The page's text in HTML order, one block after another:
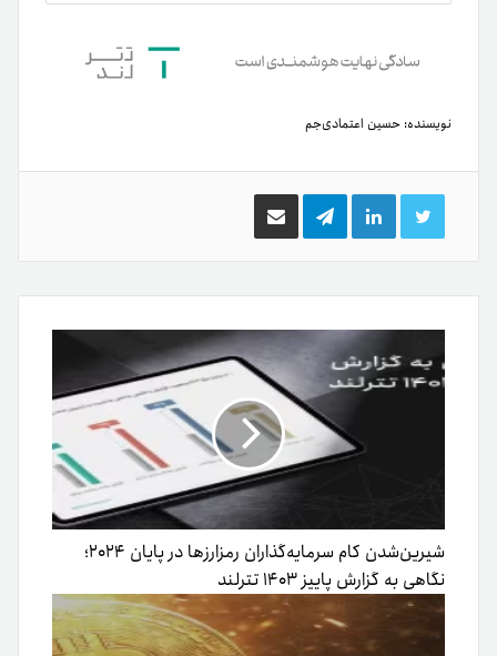
نویسنده: حسین اعتمادی‌جم
توییتر لینکدینتلگرام اشتراک
گذاری
ایمیل
شیرین‌شدن کام سرمایه‌گذاران رمزارزها در پایان ۲۰۲۴؛
نگاهی به گزارش پاییز ۱۴۰۳ تترلند